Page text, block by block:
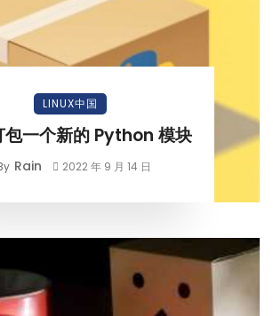
LINUX中国
包一个新的 Python 模块
Rain 2022 年 9 月 14 日